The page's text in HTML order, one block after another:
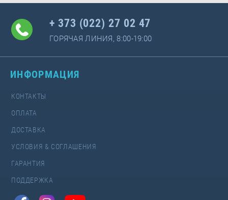
+ 373 (022) 27 02 47
ГОРЯЧАЯ ЛИНИЯ, 8:00-19:00
ИНФОРМАЦИЯ
КОНТАКТЫ
ОПЛАТА
ДОСТАВКА
УСЛОВИЯ & СОГЛАШЕНИЯ
ГАРАНТИЯ
ПОДДЕРЖКА